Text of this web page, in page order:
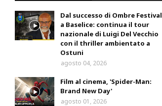
Dal successo di Ombre Festival
a Baselice: continua il tour
nazionale di Luigi Del Vecchio
con il thriller ambientato a
Ostuni
agosto 04, 2026
Film al cinema, 'Spider-Man:
Brand New Day'
agosto 01, 2026